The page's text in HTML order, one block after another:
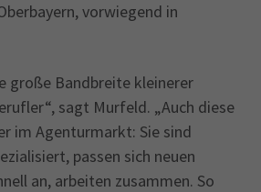
vorwiegend in
große Bandbreite kleinerer
sagt Murfeld. „Auch diese
im Agenturmarkt: Sie sind
passen sich neuen
an, arbeiten zusammen. So